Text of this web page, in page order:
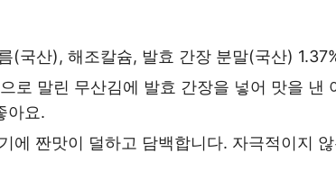
(국산), 해조칼슘, 발효 간장 분말(국산)
로 말린 무산김에 발효 간장을 넣어 맛을 낸
아요.
에 짠맛이 덜하고 담백합니다. 자극적이지